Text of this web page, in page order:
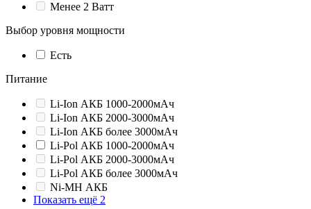
Менее 2 Ватт
Выбор уровня мощности
Есть
Питание
Li-Ion АКБ 1000-2000мАч
Li-Ion АКБ 2000-3000мАч
Li-Ion АКБ более 3000мАч
Li-Pol АКБ 1000-2000мАч
Li-Pol АКБ 2000-3000мАч
Li-Pol АКБ более 3000мАч
Ni-MH АКБ
Показать ещё 2